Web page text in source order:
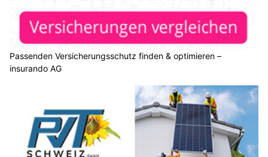
Passenden Versicherungsschutz finden & optimieren –
insurando AG